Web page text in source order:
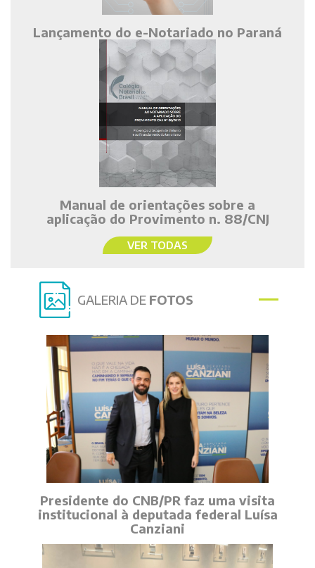
Lançamento do e-Notariado no Paraná
Manual de orientações sobre a
aplicação do Provimento n. 88/CNJ
VER TODAS
GALERIA DE FOTOS
Presidente do CNB/PR faz uma visita
institucional à deputada federal Luísa
Canziani